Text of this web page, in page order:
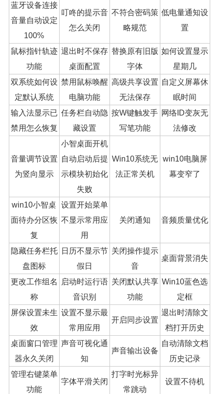
蓝牙设备连接
音量自动设定
100%
叮咚的提示音
怎么关闭
不符合密码策
略规范
低电量通知设
置
鼠标指针轨迹
功能
退出时不保存
桌面配置
替换原有旧版
字体
如何设置显示
星期几
双系统如何设
定默认系统
禁用鼠标唤醒
电脑功能
高级共享设置
无法保存
自定义屏幕休
眠时间
输入法显示已
禁用怎么恢复
任务栏自动隐
藏设置
按W键触发手
写笔功能
网络ID变灰无
法修改
音量调节设置
为竖向显示
小智桌面开机
自动启动后提
示模块初始化
失败
Win10系统无
法正常关机
win10电脑屏
幕变窄了
win10小智桌
面待办分区恢
复
设置开始菜单
不显示常用应
用
关闭通知 音频质量优化
隐藏任务栏托
盘图标
日历不显示节
假日
关闭操作提示
音
桌面背景消失
更改工作组名
称
启动时运行语
音识别
关闭默认共享
功能
Win10蓝色选
定框
屏保设置未生
效
设置不显示最
常用应用
开启同步设置
退出时清除文
档打开历史
桌面窗口管理
器永久关闭
声音可视化通
知
声音输出设备
自动清除文档
历史记录
管理右键菜单
功能
字体平滑关闭
打字时光标异
常跳动
设置不待机